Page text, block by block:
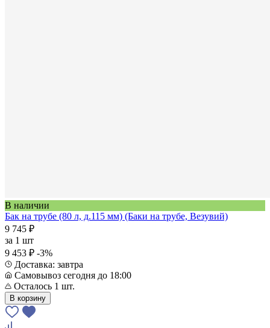
В наличии
Бак на трубе (80 л, д.115 мм) (Баки на трубе, Везувий)
9 745 ₽
за 1 шт
9 453 ₽ -3%
Доставка: завтра
Самовывоз сегодня до 18:00
Осталось 1 шт.
В корзину